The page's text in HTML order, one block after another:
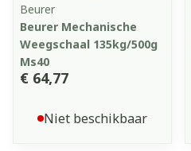
Beurer
Beurer Mechanische
Weegschaal 135kg/500g
Ms40
€ 64,77
Niet beschikbaar